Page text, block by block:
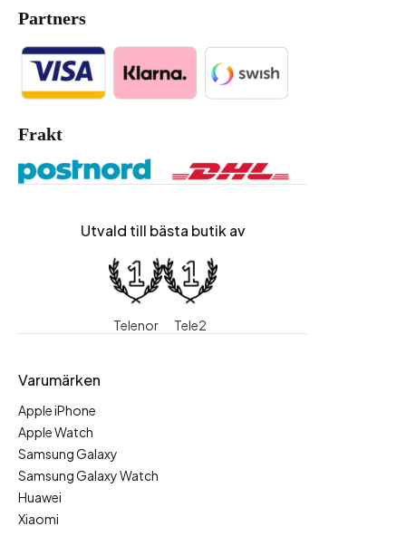
Partners
Frakt
Utvald till bästa butik av
Telenor Tele2
Varumärken
Apple iPhone
Apple Watch
Samsung Galaxy
Samsung Galaxy Watch
Huawei
Xiaomi